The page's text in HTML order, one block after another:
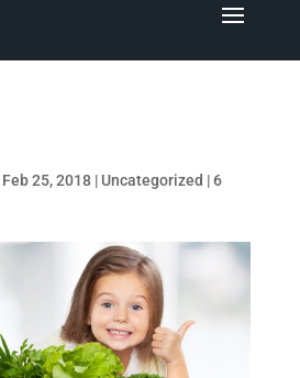
Feb 25, 2018| Uncategorized |6